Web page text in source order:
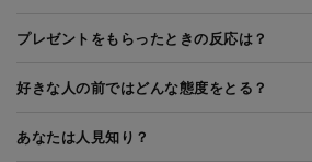
プレゼントをもらったときの反応は？
好きな人の前ではどんな態度をとる？
あなたは人見知り？